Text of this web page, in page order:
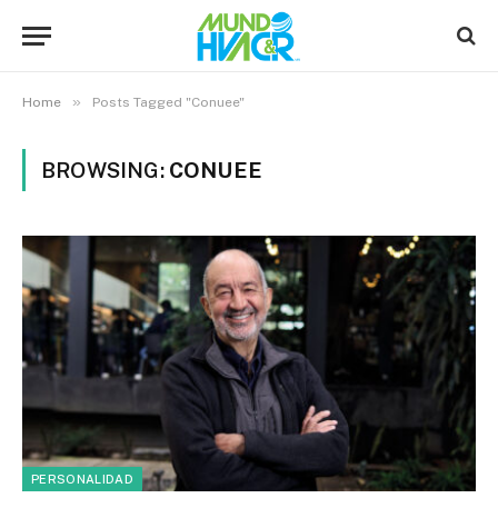
Home » Posts Tagged "Conuee"
BROWSING: CONUEE
PERSONALIDAD